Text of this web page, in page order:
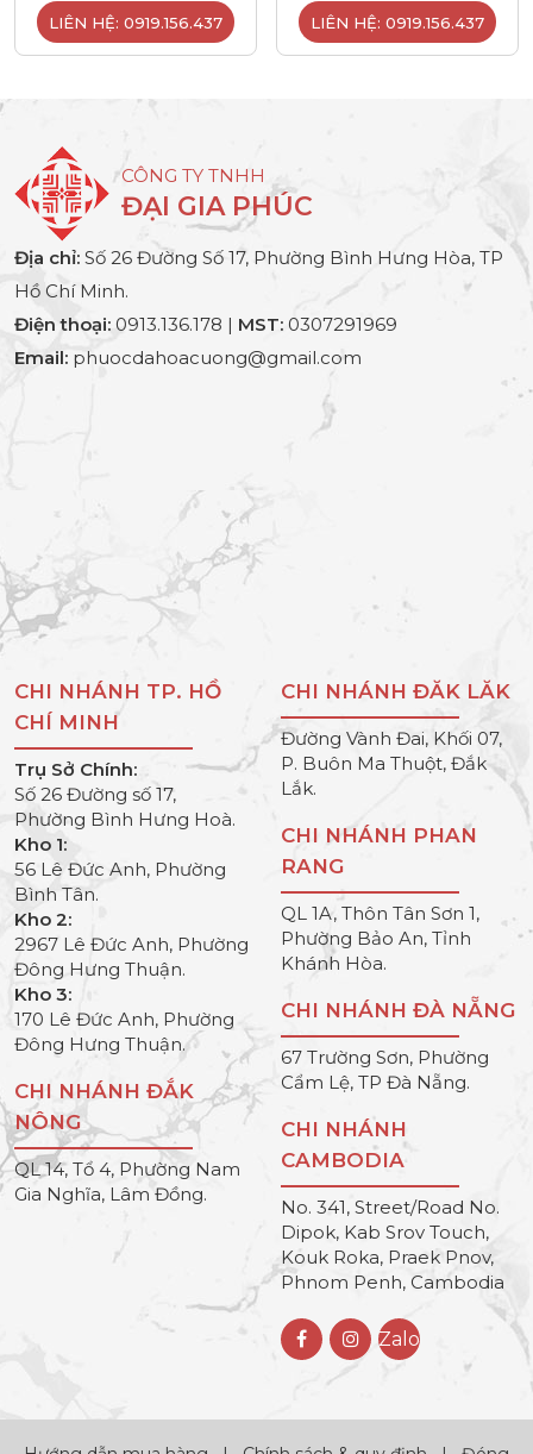
LIÊN HỆ: 0919.156.437 LIÊN HỆ: 0919.156.437
CÔNG TY TNHH
ĐẠI GIA PHÚC
Địa chỉ: Số 26 Đường Số 17, Phường Bình Hưng Hòa, TP
Hồ Chí Minh.
Điện thoại: 0913.136.178 | MST: 0307291969
Email: phuocdahoacuong@gmail.com
CHI NHÁNH TP. HỒ
CHÍ MINH
Trụ Sở Chính:
Số 26 Đường số 17,
Phường Bình Hưng Hoà.
Kho 1:
56 Lê Đức Anh, Phường
Bình Tân.
Kho 2:
2967 Lê Đức Anh, Phường
Đông Hưng Thuận.
Kho 3:
170 Lê Đức Anh, Phường
Đông Hưng Thuận.
CHI NHÁNH ĐẮK
NÔNG
QL 14, Tổ 4, Phường Nam
Gia Nghĩa, Lâm Đồng.
CHI NHÁNH ĐĂK LĂK
Đường Vành Đai, Khối 07,
P. Buôn Ma Thuột, Đắk
Lắk.
CHI NHÁNH PHAN
RANG
QL 1A, Thôn Tân Sơn 1,
Phường Bảo An, Tỉnh
Khánh Hòa.
CHI NHÁNH ĐÀ NẴNG
67 Trường Sơn, Phường
Cẩm Lệ, TP Đà Nẵng.
CHI NHÁNH
CAMBODIA
No. 341, Street/Road No.
Dipok, Kab Srov Touch,
Kouk Roka, Praek Pnov,
Phnom Penh, Cambodia
Zalo